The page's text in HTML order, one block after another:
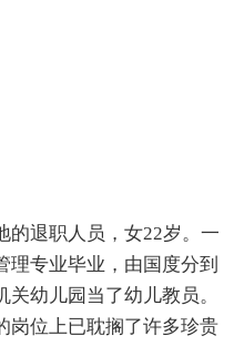
的退职人员，女22岁。一
理专业毕业，由国度分到
幼儿园当了幼儿教员。
岗位上已耽搁了许多珍贵